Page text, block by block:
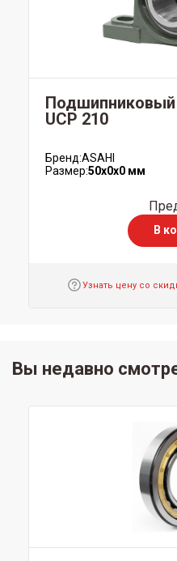
Подшипниковый
UCP 210
Бренд:ASAHI
Размер:50x0x0 мм
В
Узнать цену со
Вы недавно